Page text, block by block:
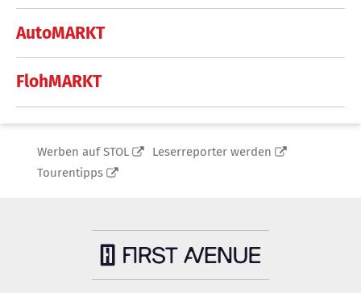
AutoMARKT
FlohMARKT
Werben auf STOL
Leserreporter werden
Tourentipps